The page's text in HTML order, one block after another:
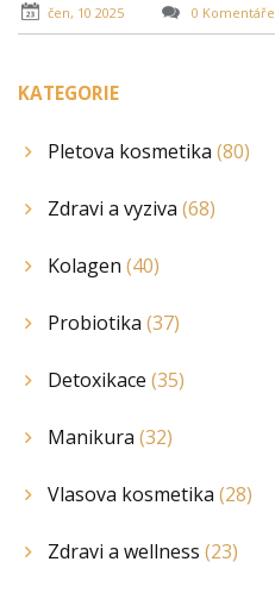
čen, 10 2025 0 Komentáře
KATEGORIE
Pletova kosmetika (80)
Zdravi a vyziva (68)
Kolagen (40)
Probiotika (37)
Detoxikace (35)
Manikura (32)
Vlasova kosmetika (28)
Zdravi a wellness (23)